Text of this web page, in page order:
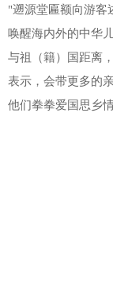
"遡源堂匾额向游客
唤醒海内外的中华
与祖（籍）国距离
表示，会带更多的
他们拳拳爱国思乡情